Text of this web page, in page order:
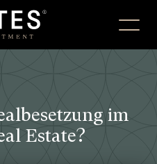
im
Estate?